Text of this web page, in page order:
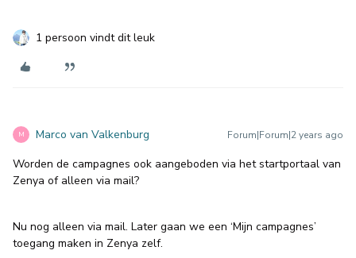
1 persoon vindt dit leuk
M Marco van Valkenburg Forum|Forum|2 years ago
Worden de campagnes ook aangeboden via het startportaal van
Zenya of alleen via mail?
Nu nog alleen via mail. Later gaan we een ‘Mijn campagnes’
toegang maken in Zenya zelf.